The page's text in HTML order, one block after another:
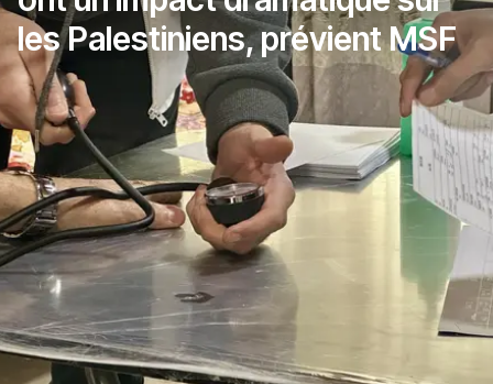
les Palestiniens, prévient MSF